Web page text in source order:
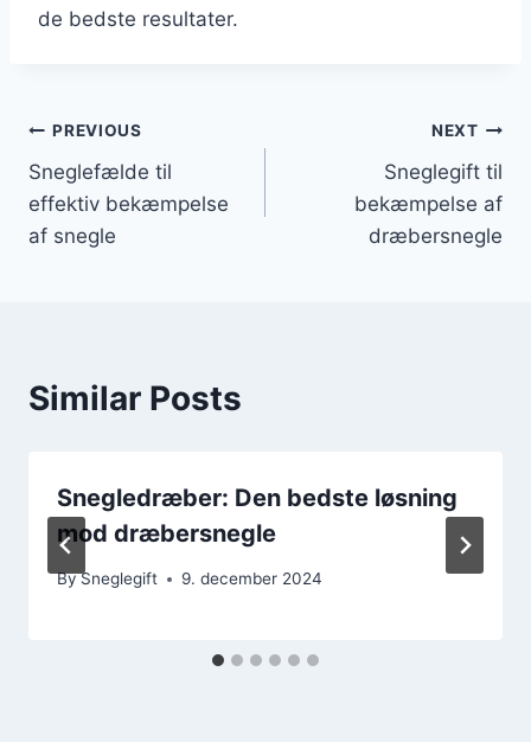
de bedste resultater.
Indlægsnavigation
PREVIOUS
Sneglefælde til
effektiv bekæmpelse
af snegle
NEXT
Sneglegift til
bekæmpelse af
dræbersnegle
Similar Posts
Snegledræber: Den bedste løsning
mod dræbersnegle
BySneglegift 9. december 2024